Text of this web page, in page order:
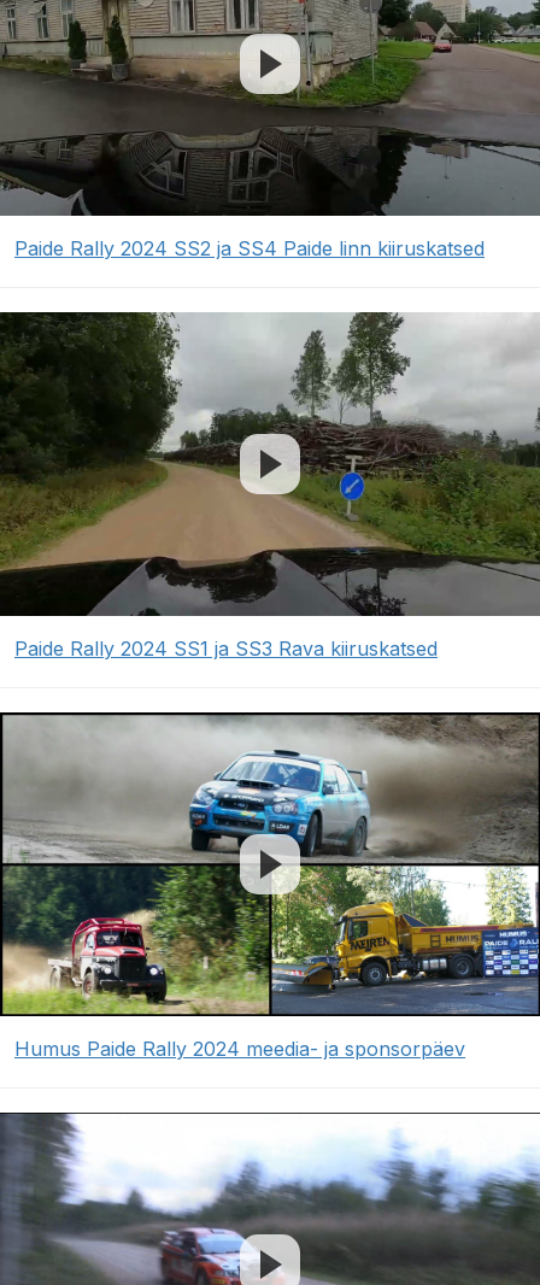
Paide Rally 2024 SS2 ja SS4 Paide linn kiiruskatsed
Paide Rally 2024 SS1 ja SS3 Rava kiiruskatsed
Humus Paide Rally 2024 meedia- ja sponsorpäev